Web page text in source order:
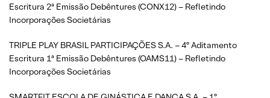
Escritura 2ª Emissão Debêntures (CONX12) – Refletindo
Incorporações Societárias
TRIPLE PLAY BRASIL PARTICIPAÇÕES S.A. – 4º Aditamento
Escritura 1ª Emissão Debêntures (OAMS11) – Refletindo
Incorporações Societárias